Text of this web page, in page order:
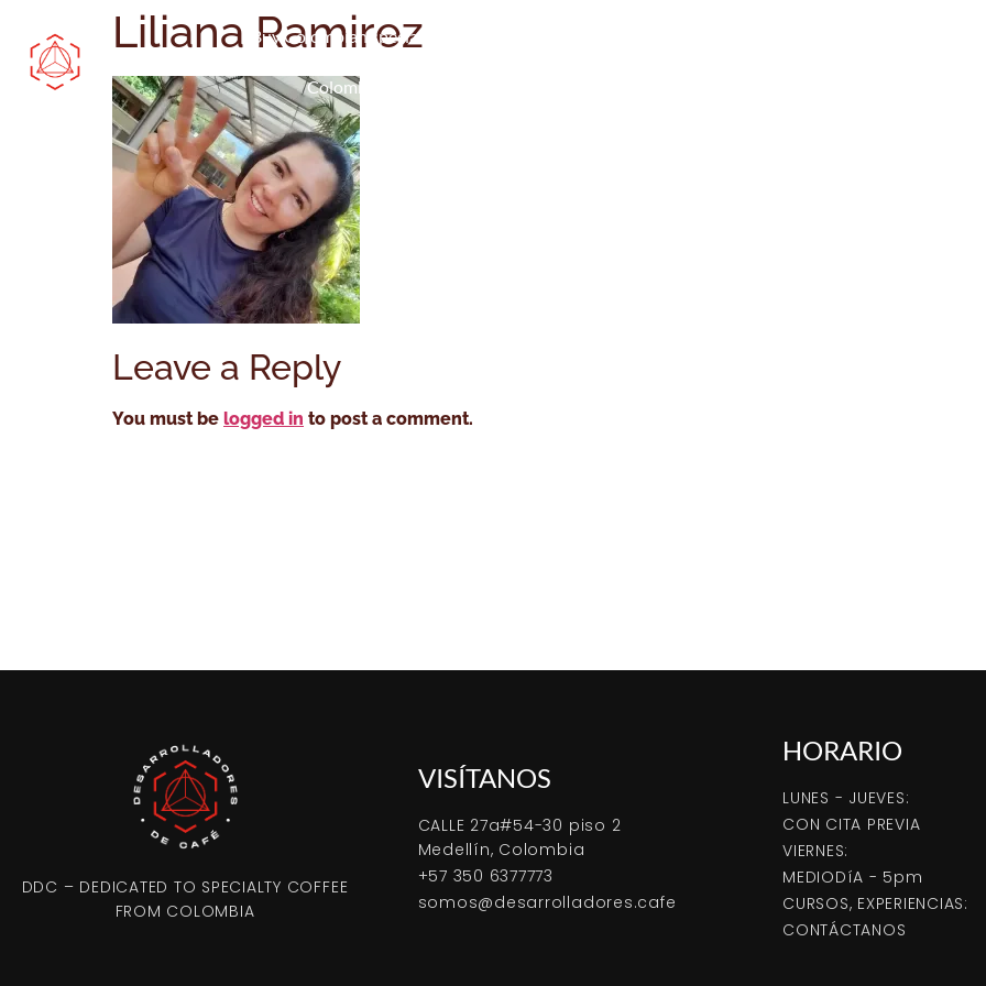
Buy Colombian specialty coffee
Colombian green coffee
Liliana Ramirez
Leave a Reply
You must be logged in to post a comment.
DDC – DEDICATED TO SPECIALTY COFFEE
FROM COLOMBIA
VISÍTANOS
CALLE 27a#54-30 piso 2
Medellín, Colombia
+57 350 6377773
somos@desarrolladores.cafe
HORARIO
LUNES - JUEVES:
CON CITA PREVIA
VIERNES:
MEDIODíA - 5pm
CURSOS, EXPERIENCIAS:
CONTÁCTANOS